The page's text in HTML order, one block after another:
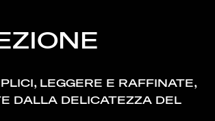
LEGGERE E RAFFINATE,
DALLA DELICATEZZA DEL